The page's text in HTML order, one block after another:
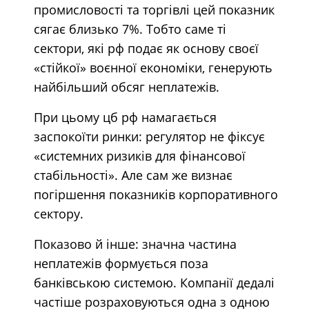
промисловості та торгівлі цей показник
сягає близько 7%. Тобто саме ті
сектори, які рф подає як основу своєї
«стійкої» воєнної економіки, генерують
найбільший обсяг неплатежів.
При цьому цб рф намагається
заспокоїти ринки: регулятор не фіксує
«системних ризиків для фінансової
стабільності». Але сам же визнає
погіршення показників корпоративного
сектору.
Показово й інше: значна частина
неплатежів формується поза
банківською системою. Компанії дедалі
частіше розраховуються одна з одною